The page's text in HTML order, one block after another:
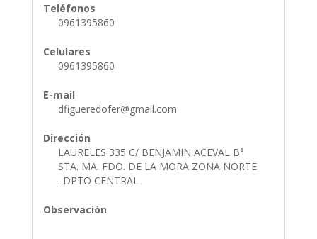
Teléfonos
0961395860
Celulares
0961395860
E-mail
dfigueredofer@gmail.com
Dirección
LAURELES 335 C/ BENJAMIN ACEVAL B°
STA. MA. FDO. DE LA MORA ZONA NORTE
. DPTO CENTRAL
Observación